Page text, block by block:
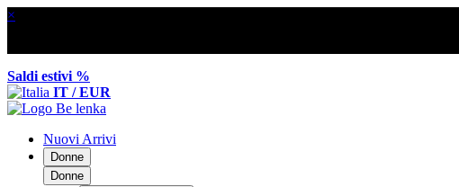
×
Saldi estivi %
IT / EUR
Nuovi Arrivi
Donne
Donne